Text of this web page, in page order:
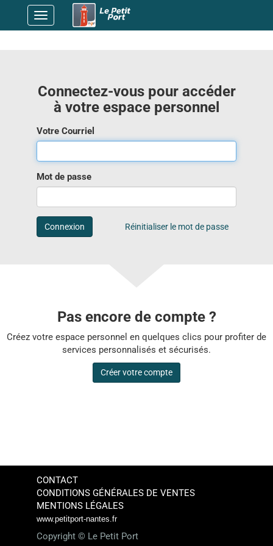
Basculer
la
Connectez-vous pour accéder
à votre espace personnel
Votre Courriel
Mot de passe
Réinitialiser le mot de passe
Connexion
Pas encore de compte ?
Créez votre espace personnel en quelques clics pour profiter de
services personnalisés et sécurisés.
Créer votre compte
CONTACT
CONDITIONS GÉNÉRALES DE VENTES
MENTIONS LÉGALES
www.petitport-nantes.fr
Copyright © Le Petit Port